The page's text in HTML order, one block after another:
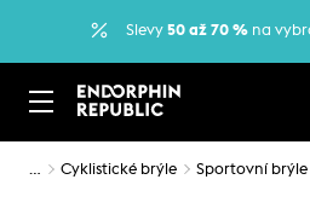
Slevy 50 až 70 % na
… Cyklistické brýle Sportovní